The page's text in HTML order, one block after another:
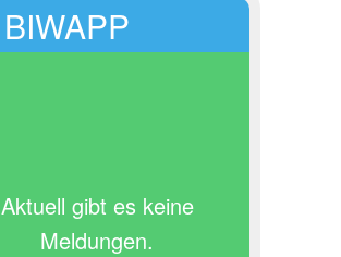
BIWAPP
Aktuell gibt es keine
Meldungen.